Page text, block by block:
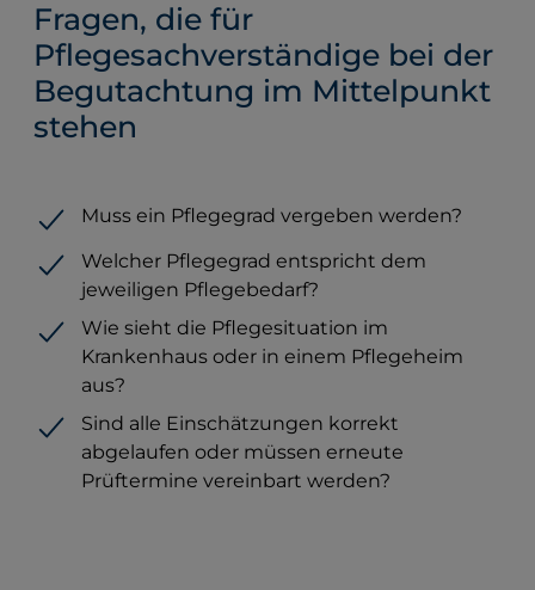
Fragen, die für
Pflegesachverständige bei der
Begutachtung im Mittelpunkt
stehen
Muss ein Pflegegrad vergeben werden?
Welcher Pflegegrad entspricht dem
jeweiligen Pflegebedarf?
Wie sieht die Pflegesituation im
Krankenhaus oder in einem Pflegeheim
aus?
Sind alle Einschätzungen korrekt
abgelaufen oder müssen erneute
Prüftermine vereinbart werden?